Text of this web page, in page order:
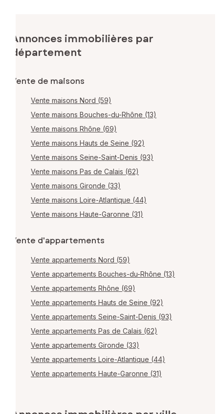
Annonces immobilières par
département
Vente de maisons
Vente maisons Nord (59)
Vente maisons Bouches-du-Rhône (13)
Vente maisons Rhône (69)
Vente maisons Hauts de Seine (92)
Vente maisons Seine-Saint-Denis (93)
Vente maisons Pas de Calais (62)
Vente maisons Gironde (33)
Vente maisons Loire-Atlantique (44)
Vente maisons Haute-Garonne (31)
Vente d'appartements
Vente appartements Nord (59)
Vente appartements Bouches-du-Rhône (13)
Vente appartements Rhône (69)
Vente appartements Hauts de Seine (92)
Vente appartements Seine-Saint-Denis (93)
Vente appartements Pas de Calais (62)
Vente appartements Gironde (33)
Vente appartements Loire-Atlantique (44)
Vente appartements Haute-Garonne (31)